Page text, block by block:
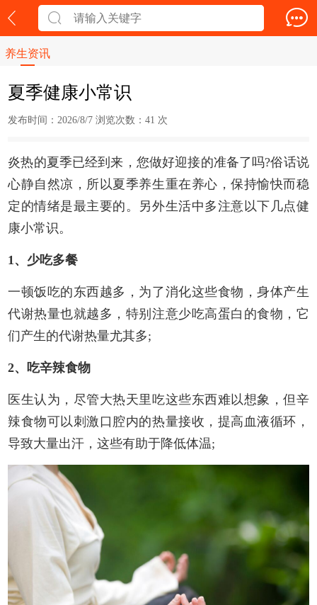
养生资讯
夏季健康小常识
发布时间：2026/8/7 浏览次数：41 次
炎热的夏季已经到来，您做好迎接的准备了吗?俗话说
心静自然凉，所以夏季养生重在养心，保持愉快而稳
定的情绪是最主要的。另外生活中多注意以下几点健
康小常识。
1、少吃多餐
一顿饭吃的东西越多，为了消化这些食物，身体产生
代谢热量也就越多，特别注意少吃高蛋白的食物，它
们产生的代谢热量尤其多;
2、吃辛辣食物
医生认为，尽管大热天里吃这些东西难以想象，但辛
辣食物可以刺激口腔内的热量接收，提高血液循环，
导致大量出汗，这些有助于降低体温;